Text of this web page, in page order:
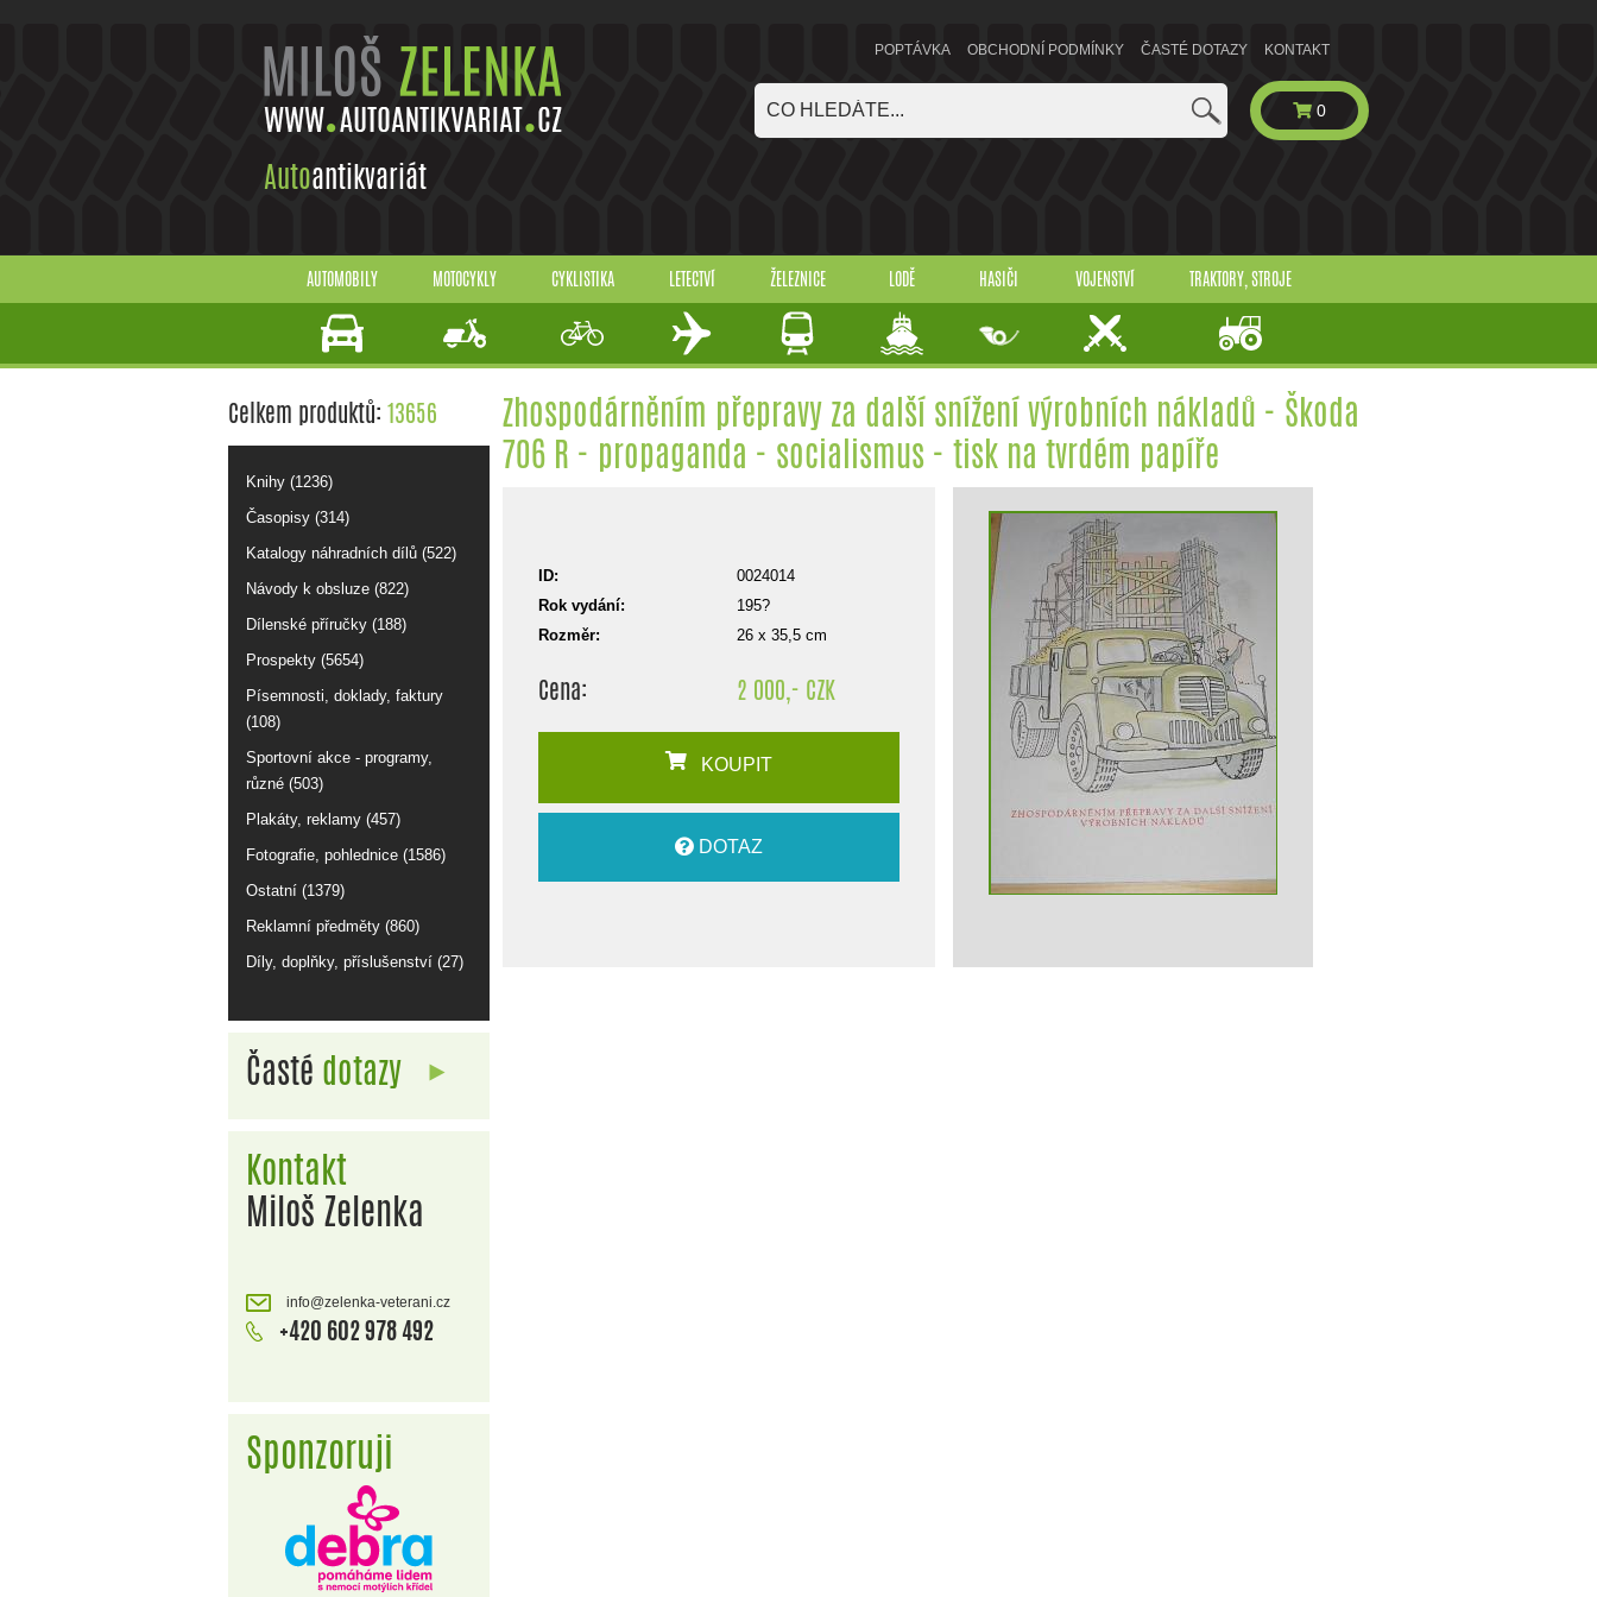
Autoantikvariát
POPTÁVKA OBCHODNÍ PODMÍNKY ČASTÉ DOTAZY KONTAKT
0
AUTOMOBILY MOTOCYKLY CYKLISTIKA LETECTVÍ ŽELEZNICE LODĚ HASIČI VOJENSTVÍ TRAKTORY, STROJE
Celkem produktů: 13656
Knihy (1236)
Časopisy (314)
Katalogy náhradních dílů (522)
Návody k obsluze (822)
Dílenské příručky (188)
Prospekty (5654)
Písemnosti, doklady, faktury
(108)
Sportovní akce - programy,
různé (503)
Plakáty, reklamy (457)
Fotografie, pohlednice (1586)
Ostatní (1379)
Reklamní předměty (860)
Díly, doplňky, příslušenství (27)
Časté dotazy
Kontakt
Miloš Zelenka
info@zelenka-veterani.cz
+420 602 978 492
Sponzoruji
Zhospodárněním přepravy za další snížení výrobních nákladů - Škoda
706 R - propaganda - socialismus - tisk na tvrdém papíře
ID:
0024014
Rok vydání:
195?
Rozměr:
26 x 35,5 cm
Cena: 2 000,- CZK
KOUPIT
DOTAZ